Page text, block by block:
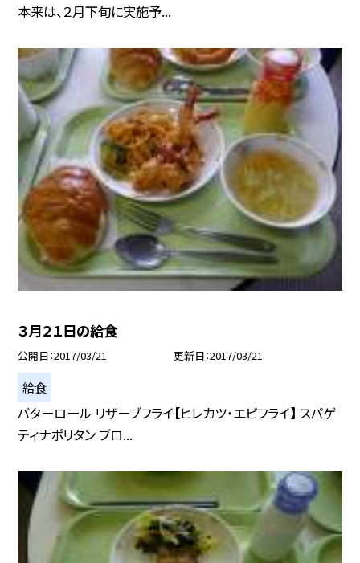
本来は、２月下旬に実施予...
３月２１日の給食
公開日 2017/03/21 更新日 2017/03/21
給食
バターロール リザーブフライ【ヒレカツ・エビフライ】 スパゲ
ティナポリタン ブロ...